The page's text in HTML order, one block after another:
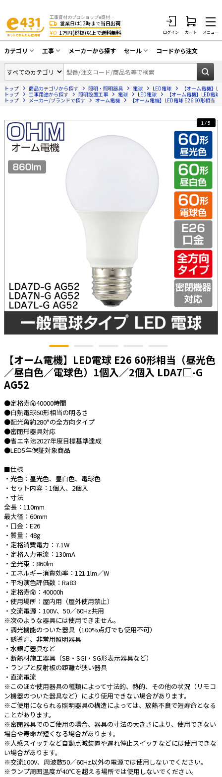
工事資材のプロショップe資材 CATV・アンテナ・防犯・光・LAN・電気・空調工事など
営業日は13時まで当日出荷
¥0 1万円(税抜)以上で送料無料 ログイン カート メニュー
カテゴリ
同軸ケーブル／テレビ用接栓／関連工具
アンテナ・取付金具・ブースター／CATV
部材類
防犯工事関連
HDMIケーブル・周辺機器／RCAケーブル
電話線／コネクタ／アダプタ
LANケーブル・コネクタ・関連資材/機器
電源ケーブル／コネクタ／分電盤／ブレ
ーカ
照明・照明器具
電源タップ・延長コード
スイッチ・コンセント（配線器具）
ボックス・ビニル電線管付属品・引き込
みカバー
工具関連
EV充電設備工事関連
感染症関連
その他
暑さ対策
工事
CATV・アンテナ工事
光工事・FTTH工事
LAN配線工事
電話工事
EV充電設備工事
照明設置工事
太陽光発電工事
メーカーから探す セール
在庫一掃セール
コードから注文
トップ 商品カテゴリから探す 照明・照明器具 電球 LED電球
【オーム電機】
トップ
工事用途から探す 照明設置工事 電球 LED電球
【オーム電機】LED電
トップ
メーカー/ブランドで探す オーム電機 【オーム電機】LED電球 E26 60形相当
【オーム電機】LED電球 E26 60形相当（昼光色
／昼白色／電球色）1個入／2個入 LDA7□-G
AG52
1/5
●定格寿命40000時間
●白熱電球60形相当の明るさ
●配光角約280°の全方向タイプ
●密閉形器具対応
●省エネ法2027年度目標基準達成
●LED5年保証対象商品
■仕様
・光色：昼光色、昼白色、電球色
・セット内容：1個入、2個入
・寸法
全長：110mm
最大径：60mm
・口金：E26
・質量：48g
・定格消費電力：7.1W
・定格入力電流：130mA
・全光束：860lm
・エネルギー消費効率：121.1lm／W
・平均演色評価数：Ra83
・定格寿命：40000h
・使用場所：屋内用（屋外使用禁止）
・交流電源：100V、50／60Hz共用
※次のような器具には使用できません。
・調光機能のついた器具（100%点灯でも使用不可）
・誘導灯、非常用照明器具
・水銀灯器具など
・断熱材施工器具（SB・SGI・SG形表示器具など）
・ランプと反射板の距離が狭い器具
・直流電流
※このほか使用器具の種類によって寸法的、熱的、その他の状況（リモコ
ン機器のついた器具など）により使用できない場合があります。
※ご使用になられる照明器具の構造によっては、放熱不良で短寿命となる
ことがあります。
※密閉器具でのご使用の場合、器具の寸法の大きさにより、使用できない
場合や寿命が短くなる場合があります。
※人感スイッチなど自動点滅装置や遅れ停止スイッチなどには使用できな
い場合があります。
※交流100V、周波数50／60Hz以外の電源では使用しないでください。
※ランプ周囲温度が40℃を超える場所では使用しないでください。